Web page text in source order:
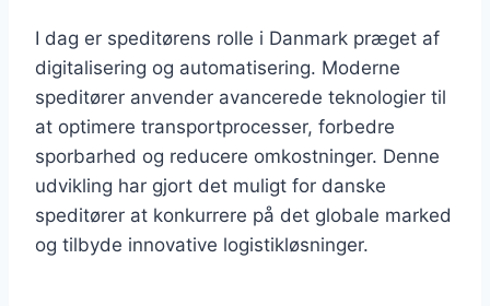
I dag er speditørens rolle i Danmark præget af
digitalisering og automatisering. Moderne
speditører anvender avancerede teknologier til
at optimere transportprocesser, forbedre
sporbarhed og reducere omkostninger. Denne
udvikling har gjort det muligt for danske
speditører at konkurrere på det globale marked
og tilbyde innovative logistikløsninger.